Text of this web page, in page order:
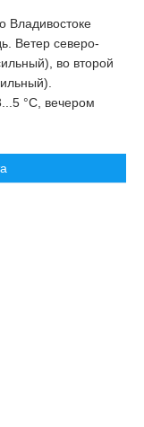
Владивостоке
Ветер северо-
во второй
°C, вечером